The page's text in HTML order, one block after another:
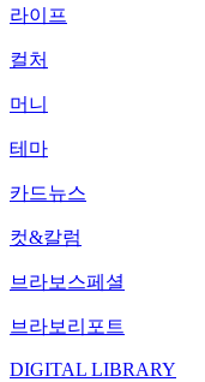
라이프
컬처
머니
테마
카드뉴스
컷&칼럼
브라보스페셜
브라보리포트
DIGITAL LIBRARY